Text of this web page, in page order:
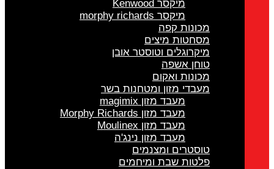
מיקסר Kenwood
מיקסר morphy richards
מכונות קפה
מסחטות מיצים
מיקרוגלים וטוסטר אובן
טוחן אשפה
מכונות ואקום
מעבדי מזון ומטחנות בשר
מעבד מזון magimix
מעבד מזון Morphy Richards
מעבד מזון Moulinex
מעבד מזון נינג'ה
טוסטרים ומצנמים
פלטות שבת ומיחמים